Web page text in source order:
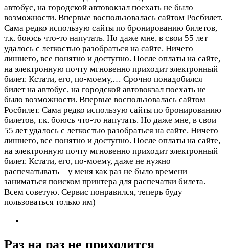
автобус, на городской автовокзал поехать не было
возможности. Впервые воспользовалась сайтом Росбилет.
Сама редко использую сайты по бронированию билетов,
т.к. боюсь что-то напутать. Но даже мне, в свои 55 лет
удалось с легкостью разобраться на сайте. Ничего
лишнего, все понятно и доступно. После оплаты на сайте,
на электронную почту мгновенно приходит электронный
билет. Кстати, его, по-моему,… Срочно понадобился
билет на автобус, на городской автовокзал поехать не
было возможности. Впервые воспользовалась сайтом
Росбилет. Сама редко использую сайты по бронированию
билетов, т.к. боюсь что-то напутать. Но даже мне, в свои
55 лет удалось с легкостью разобраться на сайте. Ничего
лишнего, все понятно и доступно. После оплаты на сайте,
на электронную почту мгновенно приходит электронный
билет. Кстати, его, по-моему, даже не нужно
распечатывать – у меня как раз не было времени
заниматься поиском принтера для распечатки билета.
Всем советую. Сервис понравился, теперь буду
пользоваться только им)
Раз на раз не приходится